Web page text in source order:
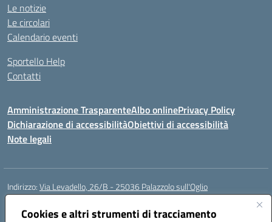
Cookies e altri strumenti di tracciamento
Le notizie
Le circolari
Calendario eventi
Sportello Help
Contatti
Amministrazione TrasparenteAlbo onlinePrivacy Policy
Dichiarazione di accessibilitàObiettivi di accessibilità
Note legali
Indirizzo:Via Levadello, 26/B - 25036 Palazzolo sull'Oglio
Centralino:
Posta elettronica certificata (PEC):bsis01800p@pec.istruzione.it